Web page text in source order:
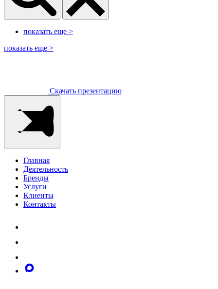
показать еще >
показать еще >
Скачать презентацию
Главная
Деятельность
Бренды
Услуги
Клиенты
Контакты